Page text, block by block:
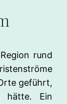
rund
geführt,
hätte. Ein